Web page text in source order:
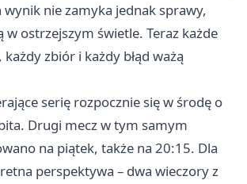
nie zamyka jednak sprawy,
w ostrzejszym świetle. Teraz każde
każdy zbiór i każdy błąd ważą
serię rozpocznie się w środę o
Drugi mecz w tym samym
na piątek, także na 20:15. Dla
perspektywa – dwa wieczory z